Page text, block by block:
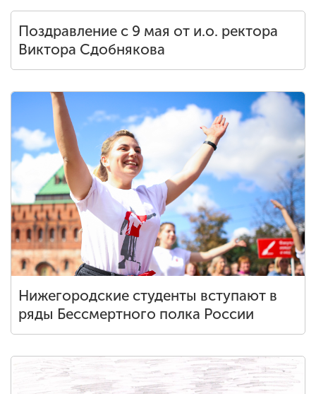
организации
ENG SPN CHI
Приемная
комиссия
+7 (831) 262-26-20
Поздравление с 9 мая от и.о. ректора
Виктора Сдобнякова
Нижегородские студенты вступают в
ряды Бессмертного полка России